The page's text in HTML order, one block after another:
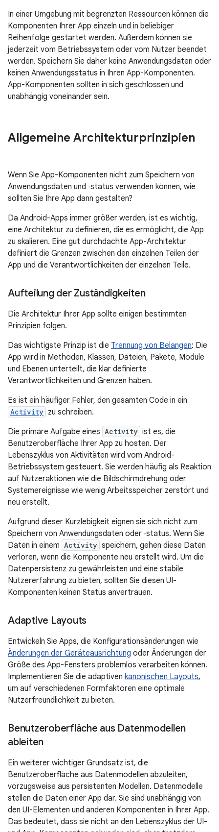
In einer Umgebung mit begrenzten Ressourcen können die
Komponenten Ihrer App einzeln und in beliebiger
Reihenfolge gestartet werden. Außerdem können sie
jederzeit vom Betriebssystem oder vom Nutzer beendet
werden. Speichern Sie daher keine Anwendungsdaten oder
keinen Anwendungsstatus in Ihren App-Komponenten.
App-Komponenten sollten in sich geschlossen und
unabhängig voneinander sein.
Allgemeine Architekturprinzipien
Wenn Sie App-Komponenten nicht zum Speichern von
Anwendungsdaten und ‑status verwenden können, wie
sollten Sie Ihre App dann gestalten?
Da Android-Apps immer größer werden, ist es wichtig,
eine Architektur zu definieren, die es ermöglicht, die App
zu skalieren. Eine gut durchdachte App-Architektur
definiert die Grenzen zwischen den einzelnen Teilen der
App und die Verantwortlichkeiten der einzelnen Teile.
Aufteilung der Zuständigkeiten
Die Architektur Ihrer App sollte einigen bestimmten
Prinzipien folgen.
Das wichtigste Prinzip ist die Trennung von Belangen: Die
App wird in Methoden, Klassen, Dateien, Pakete, Module
und Ebenen unterteilt, die klar definierte
Verantwortlichkeiten und Grenzen haben.
Es ist ein häufiger Fehler, den gesamten Code in ein
Activity zu schreiben.
Die primäre Aufgabe eines Activity ist es, die
Benutzeroberfläche Ihrer App zu hosten. Der
Lebenszyklus von Aktivitäten wird vom Android-
Betriebssystem gesteuert. Sie werden häufig als Reaktion
auf Nutzeraktionen wie die Bildschirmdrehung oder
Systemereignisse wie wenig Arbeitsspeicher zerstört und
neu erstellt.
Aufgrund dieser Kurzlebigkeit eignen sie sich nicht zum
Speichern von Anwendungsdaten oder ‑status. Wenn Sie
Daten in einem Activity speichern, gehen diese Daten
verloren, wenn die Komponente neu erstellt wird. Um die
Datenpersistenz zu gewährleisten und eine stabile
Nutzererfahrung zu bieten, sollten Sie diesen UI-
Komponenten keinen Status anvertrauen.
Adaptive Layouts
Entwickeln Sie Apps, die Konfigurationsänderungen wie
Änderungen der Geräteausrichtung oder Änderungen der
Größe des App-Fensters problemlos verarbeiten können.
Implementieren Sie die adaptiven kanonischen Layouts,
um auf verschiedenen Formfaktoren eine optimale
Nutzerfreundlichkeit zu bieten.
Benutzeroberfläche aus Datenmodellen
ableiten
Ein weiterer wichtiger Grundsatz ist, die
Benutzeroberfläche aus Datenmodellen abzuleiten,
vorzugsweise aus persistenten Modellen. Datenmodelle
stellen die Daten einer App dar. Sie sind unabhängig von
den UI-Elementen und anderen Komponenten in Ihrer App.
Das bedeutet, dass sie nicht an den Lebenszyklus der UI-